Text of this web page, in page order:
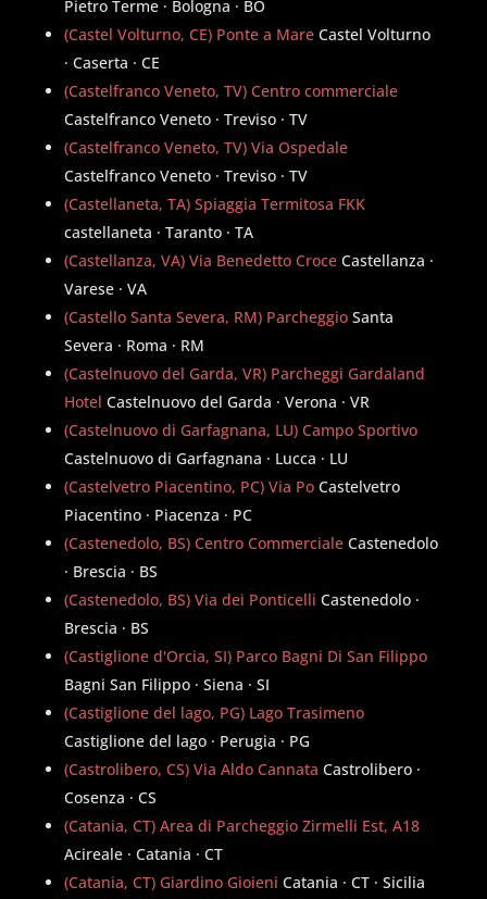
Pietro Terme · Bologna · BO
(Castel Volturno, CE) Ponte a Mare Castel Volturno
· Caserta · CE
(Castelfranco Veneto, TV) Centro commerciale
Castelfranco Veneto · Treviso · TV
(Castelfranco Veneto, TV) Via Ospedale
Castelfranco Veneto · Treviso · TV
(Castellaneta, TA) Spiaggia Termitosa FKK
castellaneta · Taranto · TA
(Castellanza, VA) Via Benedetto Croce Castellanza ·
Varese · VA
(Castello Santa Severa, RM) Parcheggio Santa
Severa · Roma · RM
(Castelnuovo del Garda, VR) Parcheggi Gardaland
Hotel Castelnuovo del Garda · Verona · VR
(Castelnuovo di Garfagnana, LU) Campo Sportivo
Castelnuovo di Garfagnana · Lucca · LU
(Castelvetro Piacentino, PC) Via Po Castelvetro
Piacentino · Piacenza · PC
(Castenedolo, BS) Centro Commerciale Castenedolo
· Brescia · BS
(Castenedolo, BS) Via dei Ponticelli Castenedolo ·
Brescia · BS
(Castiglione d'Orcia, SI) Parco Bagni Di San Filippo
Bagni San Filippo · Siena · SI
(Castiglione del lago, PG) Lago Trasimeno
Castiglione del lago · Perugia · PG
(Castrolibero, CS) Via Aldo Cannata Castrolibero ·
Cosenza · CS
(Catania, CT) Area di Parcheggio Zirmelli Est, A18
Acireale · Catania · CT
(Catania, CT) Giardino Gioieni Catania · CT · Sicilia